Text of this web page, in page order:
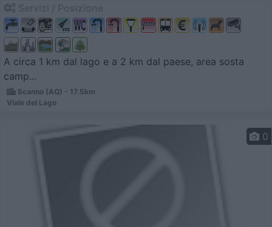
A circa 1 km dal lago e a 2 km dal paese, area sosta
camp...
Scanno (AQ) - 17.5km
Viale del Lago
0